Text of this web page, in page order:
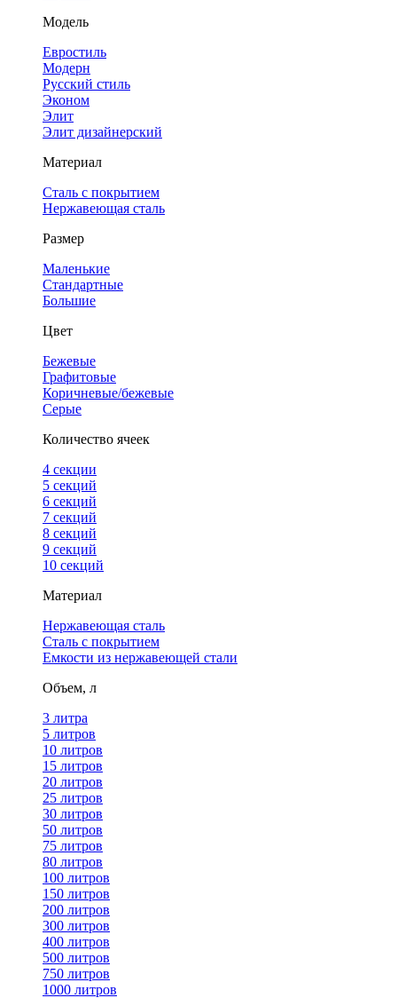
Модель
Евростиль
Модерн
Русский стиль
Эконом
Элит
Элит дизайнерский
Материал
Сталь с покрытием
Нержавеющая сталь
Размер
Маленькие
Стандартные
Большие
Цвет
Бежевые
Графитовые
Коричневые/бежевые
Серые
Количество ячеек
4 cекции
5 секций
6 секций
7 секций
8 секций
9 секций
10 секций
Материал
Нержавеющая сталь
Сталь с покрытием
Емкости из нержавеющей стали
Объем, л
3 литра
5 литров
10 литров
15 литров
20 литров
25 литров
30 литров
50 литров
75 литров
80 литров
100 литров
150 литров
200 литров
300 литров
400 литров
500 литров
750 литров
1000 литров